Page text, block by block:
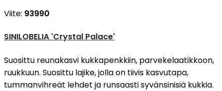
Viite: 93990
SINILOBELIA 'Crystal Palace'
Suosittu reunakasvi kukkapenkkiin, parvekelaatikkoon,
ruukkuun. Suosittu lajike, jolla on tiivis kasvutapa,
tummanvihreät lehdet ja runsaasti syvänsinisiä kukkia.